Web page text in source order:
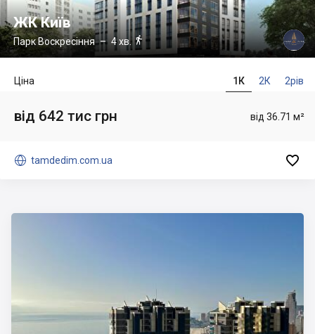
ЖК Київ
Парк Воскресіння– 4 хв.
1К 2К 2рів
Ціна
від 36.71 м²
від 642 тис грн
 tamdedim.com.ua 